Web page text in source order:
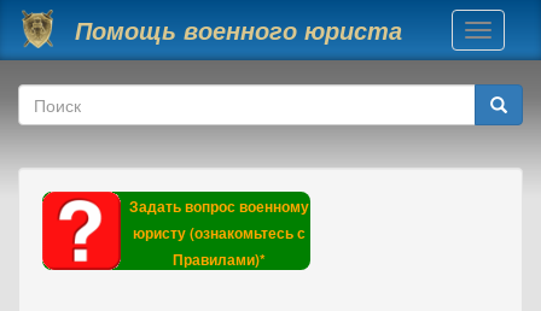
Перейти к основному содержанию
Помощь военного юриста
Toggle
Форма поиска
Поиск
Задать вопрос военному
юристу (ознакомьтесь с
Правилами)*